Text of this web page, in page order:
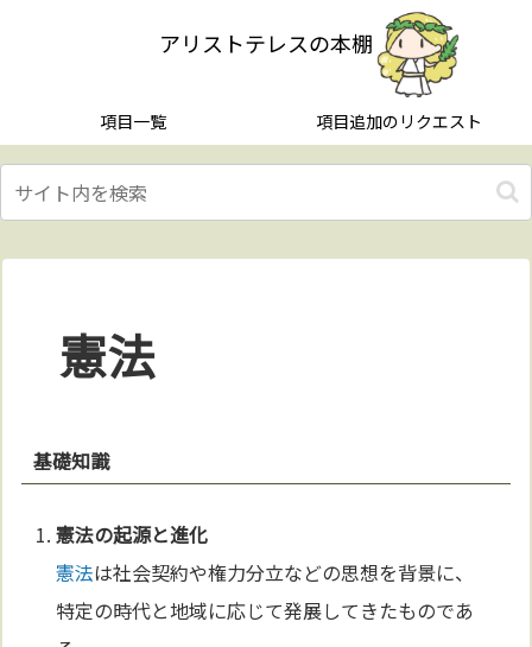
アリストテレスの本棚
項目一覧 項目追加のリクエスト
憲法
基礎知識
憲法の起源と進化
憲法は社会契約や権力分立などの思想を背景に、
特定の時代と地域に応じて発展してきたものであ